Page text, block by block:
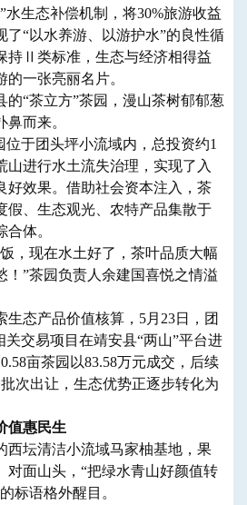
水生态补偿机制，将30%旅游收益
了“以水养游、以游护水”的良性循
持Ⅱ类标准，生态与经济相得益
一张亮丽名片。
“茶立方”茶园，漫山茶树郁郁葱
而来。
于团头坪小流域内，总投资约1
山进行水土流失治理，实现了入
好效果。借助社会资本注入，茶
假、生态观光、农特产品集散于
体。
现在水土好了，茶叶品质大幅
！”茶园负责人余建国喜悦之情溢
态产品价值核算，5月23日，团
关交易项目在靖安县“两山”平台进
亩茶园以83.58万元成交，后续
次出让，生态优势正逐步转化为
值惠民生
坛清洁小流域马家柚基地，果
对面山头，“把绿水青山好颜值转
标语格外醒目。